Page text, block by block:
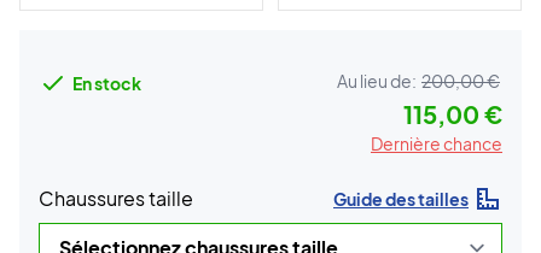
En stock Au lieu de: 200,00 €
115,00 €
Dernière chance
Chaussures taille Guide des tailles